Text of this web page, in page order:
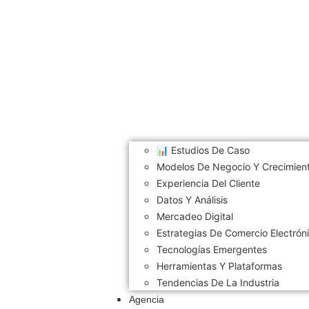
📊 Estudios De Caso
Modelos De Negocio Y
Experiencia Del Cliente
Datos Y Análisis
Mercadeo Digital
Estrategias De Comercio
Tecnologías Emergentes
Herramientas Y Plataformas
Tendencias De La Industria
Agencia